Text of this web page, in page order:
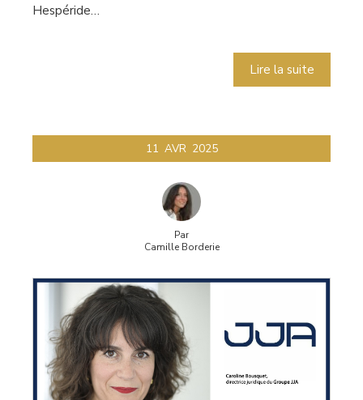
Hespéride…
Lire la suite
11 AVR 2025
Par
Camille Borderie